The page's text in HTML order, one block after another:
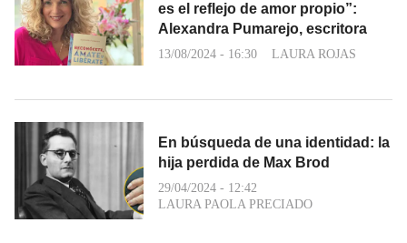
es el reflejo de amor propio”:
Alexandra Pumarejo, escritora
13/08/2024 - 16:30 LAURA ROJAS
En búsqueda de una identidad: la
hija perdida de Max Brod
29/04/2024 - 12:42
LAURA PAOLA PRECIADO